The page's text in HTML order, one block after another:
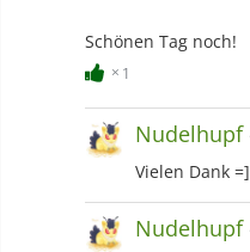
Schönen Tag noch!
1
Nudelhupf
Vielen Dank =]
Nudelhupf